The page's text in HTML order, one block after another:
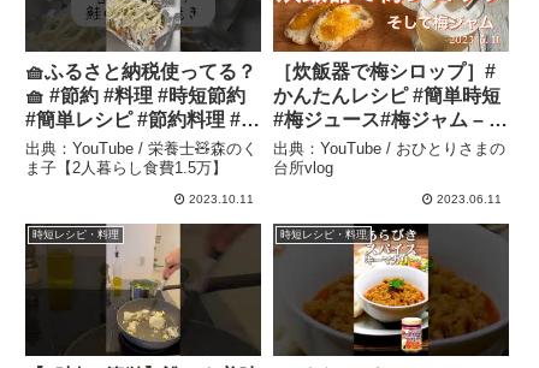
🧺ふるさと納税使ってる？
🧺 #節約 #料理 #時短節約
#簡単レシピ #節約料理 #節
約レシピ #vlog #節約ごは
ん #レシピ #節約生活 #ふ
るさと納税 – 栄養士🧸森の
万】
出典：YouTube / 栄養士🧸森のく
ま子【2人暮らし食費1.5万】
2023.10.11
［炊飯器で梅シロップ］#
かんたんレシピ #簡単時短
#梅ジュース#梅ジャム – お
ひとりさまの台所vlog
出典：YouTube / おひとりさまの
台所vlog
2023.06.11
時短レシピ・料理 時短レシピ・料理